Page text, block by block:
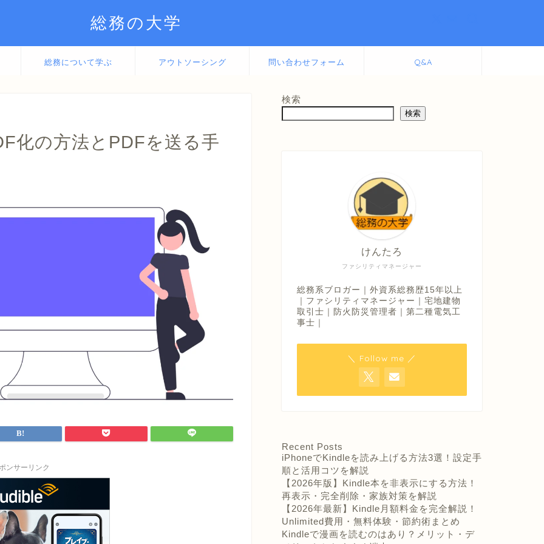
総務の大学
総務について学ぶ アウトソーシング 問い合わせフォーム Q&A
化の方法とPDFを送る手
ンサーリンク
検索
検索
ファシリティマネージャー
けんたろ
総務系ブロガー｜外資系総務歴15年以上
｜ファシリティマネージャー｜宅地建物
取引士｜防火防災管理者｜第二種電気工
事士｜
＼ Follow me ／
Recent Posts
iPhoneでKindleを読み上げる方法3選！設定手
順と活用コツを解説
【2026年版】Kindle本を非表示にする方法！
再表示・完全削除・家族対策を解説
【2026年最新】Kindle月額料金を完全解説！
Unlimited費用・無料体験・節約術まとめ
Kindleで漫画を読むのはあり？メリット・デ